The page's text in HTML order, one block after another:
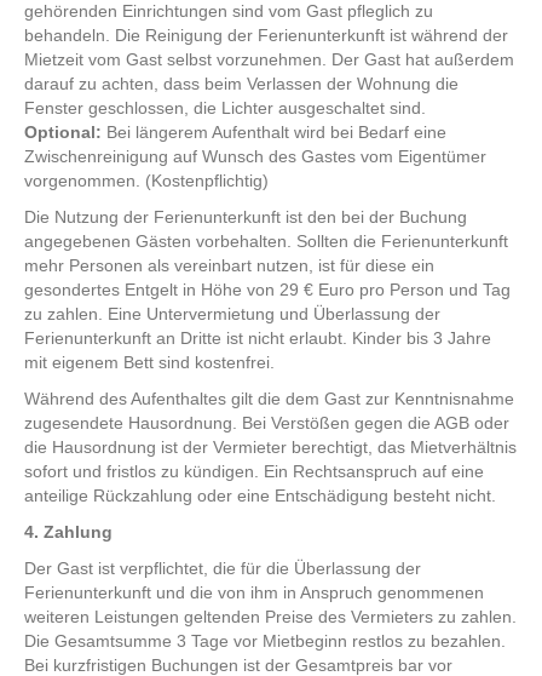
gehörenden Einrichtungen sind vom Gast pfleglich zu
behandeln. Die Reinigung der Ferienunterkunft ist während der
Mietzeit vom Gast selbst vorzunehmen. Der Gast hat außerdem
darauf zu achten, dass beim Verlassen der Wohnung die
Fenster geschlossen, die Lichter ausgeschaltet sind.
Optional: Bei längerem Aufenthalt wird bei Bedarf eine
Zwischenreinigung auf Wunsch des Gastes vom Eigentümer
vorgenommen. (Kostenpflichtig)
Die Nutzung der Ferienunterkunft ist den bei der Buchung
angegebenen Gästen vorbehalten. Sollten die Ferienunterkunft
mehr Personen als vereinbart nutzen, ist für diese ein
gesondertes Entgelt in Höhe von 29 € Euro pro Person und Tag
zu zahlen. Eine Untervermietung und Überlassung der
Ferienunterkunft an Dritte ist nicht erlaubt. Kinder bis 3 Jahre
mit eigenem Bett sind kostenfrei.
Während des Aufenthaltes gilt die dem Gast zur Kenntnisnahme
zugesendete Hausordnung. Bei Verstößen gegen die AGB oder
die Hausordnung ist der Vermieter berechtigt, das Mietverhältnis
sofort und fristlos zu kündigen. Ein Rechtsanspruch auf eine
anteilige Rückzahlung oder eine Entschädigung besteht nicht.
4. Zahlung
Der Gast ist verpflichtet, die für die Überlassung der
Ferienunterkunft und die von ihm in Anspruch genommenen
weiteren Leistungen geltenden Preise des Vermieters zu zahlen.
Die Gesamtsumme 3 Tage vor Mietbeginn restlos zu bezahlen.
Bei kurzfristigen Buchungen ist der Gesamtpreis bar vor